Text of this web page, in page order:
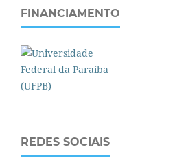
FINANCIAMENTO
REDES SOCIAIS